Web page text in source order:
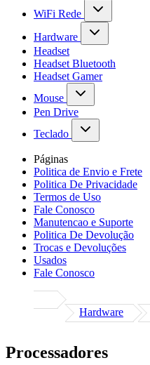
WiFi Rede
Hardware
Headset
Headset Bluetooth
Headset Gamer
Mouse
Pen Drive
Teclado
Páginas
Politica de Envio e Frete
Politica De Privacidade
Termos de Uso
Fale Conosco
Manutencao e Suporte
Politica De Devolução
Trocas e Devoluções
Usados
Fale Conosco
Hardware
Processadores